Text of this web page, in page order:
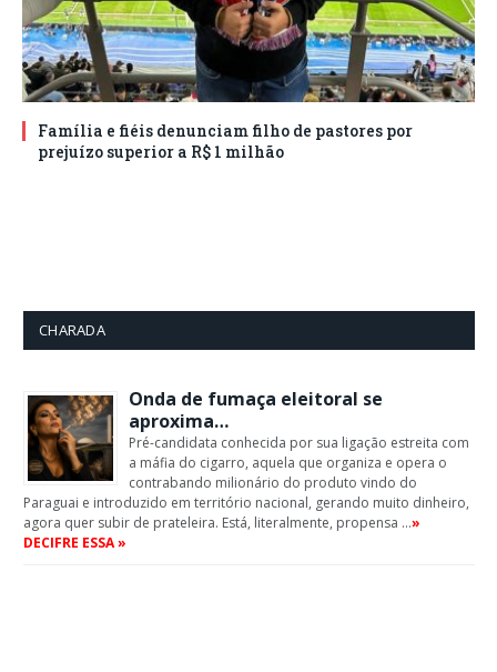
Família e fiéis denunciam filho de pastores por
prejuízo superior a R$ 1 milhão
CHARADA
Onda de fumaça eleitoral se
aproxima…
Pré-candidata conhecida por sua ligação estreita com
a máfia do cigarro, aquela que organiza e opera o
contrabando milionário do produto vindo do
Paraguai e introduzido em território nacional, gerando muito dinheiro,
agora quer subir de prateleira. Está, literalmente, propensa …»
DECIFRE ESSA »